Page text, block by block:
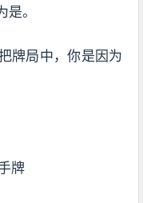
。
牌局中，你是因为
牌